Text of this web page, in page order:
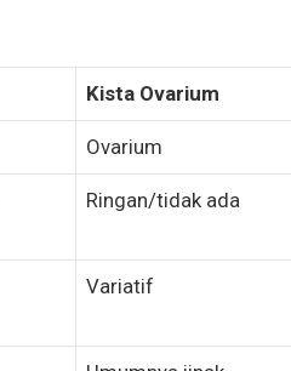
Kista Ovarium
Ovarium
Ringan/tidak ada
Variatif